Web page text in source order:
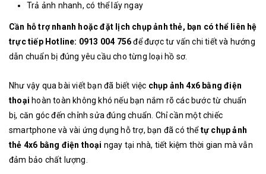
Trả ảnh nhanh, có thể lấy ngay
Cần hỗ trợ nhanh hoặc đặt lịch chụp ảnh thẻ, bạn có thể liên hệ
trực tiếp Hotline: 0913 004 756 để được tư vấn chi tiết và hướng
dẫn chuẩn bị đúng yêu cầu cho từng loại hồ sơ.
Như vậy qua bài viết bạn đã biết việc chụp ảnh 4x6 bằng điện
thoại hoàn toàn không khó nếu bạn nắm rõ các bước từ chuẩn
bị, căn góc đến chỉnh sửa đúng chuẩn. Chỉ cần một chiếc
smartphone và vài ứng dụng hỗ trợ, bạn đã có thể tự chụp ảnh
thẻ 4x6 bằng điện thoại ngay tại nhà, tiết kiệm thời gian mà vẫn
đảm bảo chất lượng.